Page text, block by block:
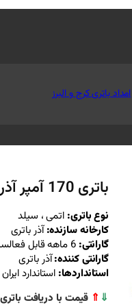
امداد باتری کرج و البرز
باتری 170 آمپر آذر
نوع باتری: اتمی ، سیلد
کارخانه سازنده:آذر باتری
گارانتی:6 ماهه قابل فعالسازی
گارانتی کننده:آذر باتری
استانداردها: استاندارد ایران
⇓
⇑ قیمت با دریافت